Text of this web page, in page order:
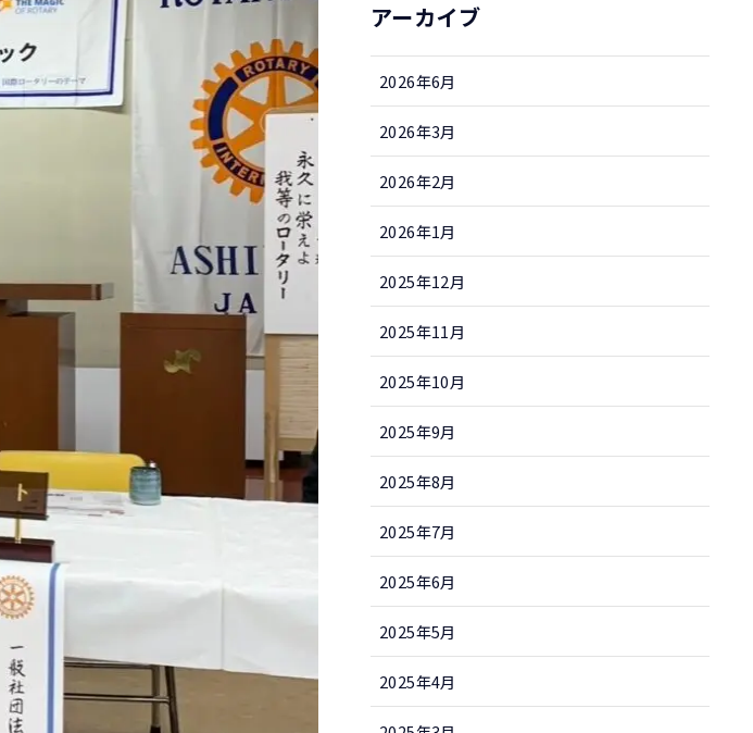
アーカイブ
2026年6月
2026年3月
2026年2月
2026年1月
2025年12月
2025年11月
2025年10月
2025年9月
2025年8月
2025年7月
2025年6月
2025年5月
2025年4月